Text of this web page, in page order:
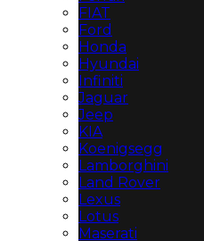
FIAT
Ford
Honda
Hyundai
Infiniti
Jaguar
Jeep
KIA
Koenigsegg
Lamborghini
Land Rover
Lexus
Lotus
Maserati